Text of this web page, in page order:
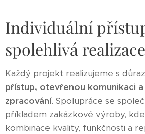
Individuální
spolehlivá realizace
Každý projekt realizujeme s
přístup, otevřenou komunikaci
zpracování. Spolupráce se
příkladem zakázkové výroby,
kombinace kvality, funkčnosti a